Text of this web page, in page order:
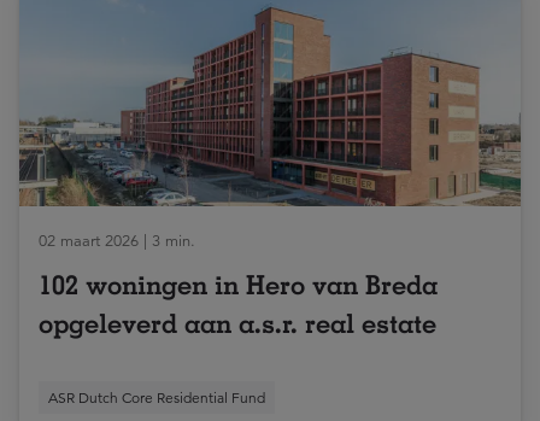
02 maart 2026 | 3 min.
102 woningen in Hero van Breda
opgeleverd aan a.s.r. real estate
ASR Dutch Core Residential Fund